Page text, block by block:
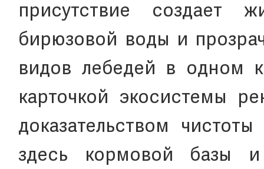
присутствие создает
бирюзовой воды и
видов лебедей в одном
карточкой экосистемы
доказательством
здесь кормовой базы и